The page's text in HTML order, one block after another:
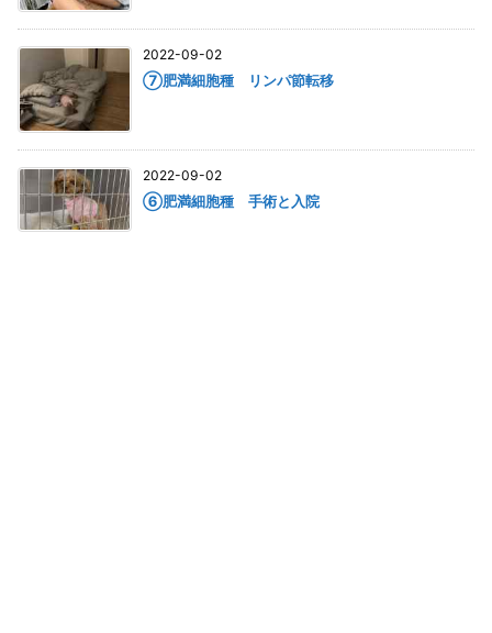
2022-09-02
⑦肥満細胞種 リンパ節転移
2022-09-02
⑥肥満細胞種 手術と入院